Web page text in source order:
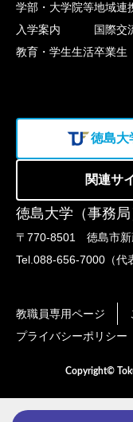
徳島大学（事務局
〒770-8501 徳島市新
Tel.088-656-7000（代
学部・大学院等
入学案内
教育・学生生活
地域連
国際交
卒業生
徳島大
関連サ
教職員専用ページ
プライバシーポリシー
Copyright©